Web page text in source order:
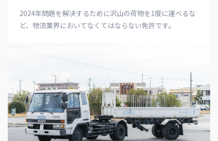
2024年問題を解決するために沢山の荷物を1度に運べるな
ど、物流業界においてなくてはならない免許です。